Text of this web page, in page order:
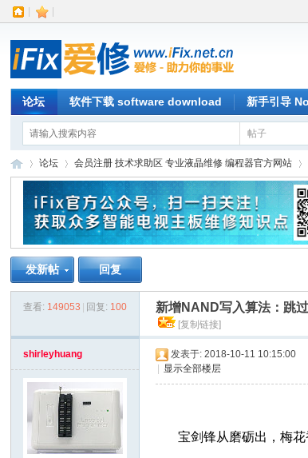
论坛 软件下载 software download 新手引导
帖子
论坛
›
会员注册 技术求助区 专业液晶维修 编程器官方网站
发新帖 回复
查看: 149053 回复: 100 新增NAND写入算法：跳
[复制链接]
shirleyhuang
发表于: 2018-10-11 10:15:00
显示全部楼层
宝剑锋从磨砺出，梅花